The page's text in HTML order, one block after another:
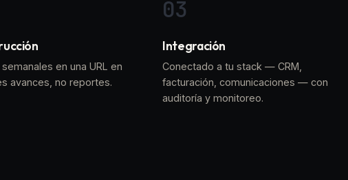
en una URL en
avances, no reportes.
Integración
Conectado a tu stack — CRM,
facturación, comunicaciones — con
auditoría y monitoreo.